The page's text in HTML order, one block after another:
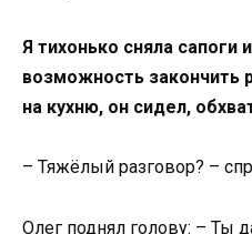
Я тихонько сняла сапоги
возможность закончить
на кухню, он сидел,
– Тяжёлый разговор? –
Олег поднял голову: – Ты